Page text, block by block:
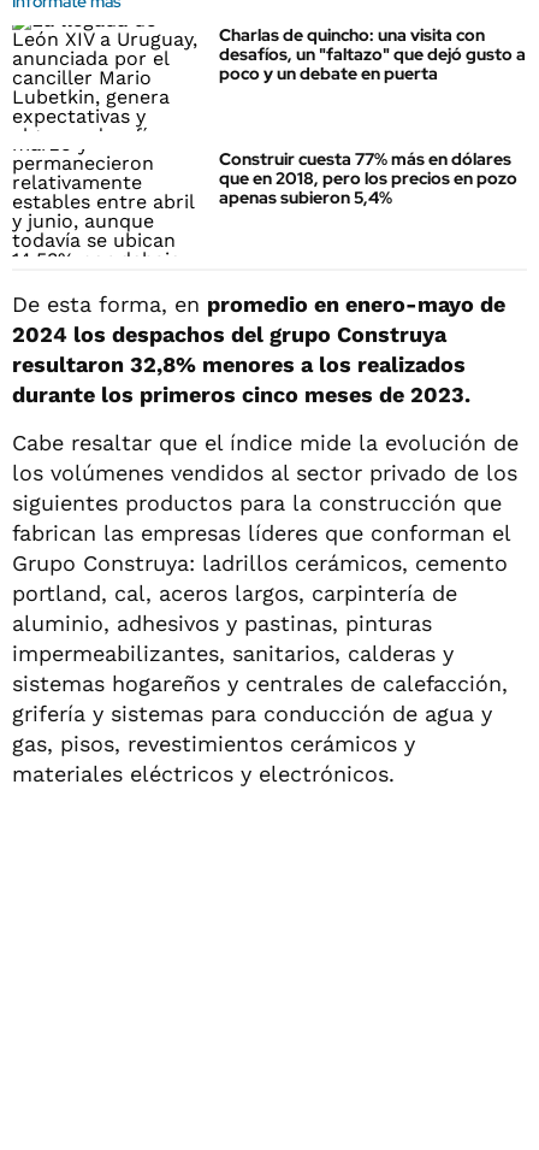
Charlas de quincho: una visita con
desafíos, un "faltazo" que dejó gusto a
poco y un debate en puerta
Construir cuesta 77% más en dólares
que en 2018, pero los precios en pozo
apenas subieron 5,4%
De esta forma, en promedio en enero-mayo de
2024 los despachos del grupo Construya
resultaron 32,8% menores a los realizados
durante los primeros cinco meses de 2023.
Cabe resaltar que el índice mide la evolución de
los volúmenes vendidos al sector privado de los
siguientes productos para la construcción que
fabrican las empresas líderes que conforman el
Grupo Construya: ladrillos cerámicos, cemento
portland, cal, aceros largos, carpintería de
aluminio, adhesivos y pastinas, pinturas
impermeabilizantes, sanitarios, calderas y
sistemas hogareños y centrales de calefacción,
grifería y sistemas para conducción de agua y
gas, pisos, revestimientos cerámicos y
materiales eléctricos y electrónicos.